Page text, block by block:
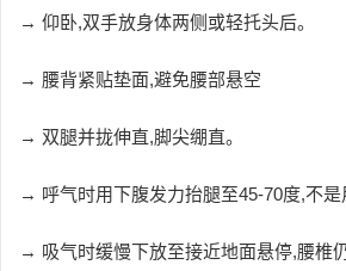
→ 仰卧,双手放身体两侧或轻托头后。
→ 腰背紧贴垫面,避免腰部悬空
→ 双腿并拢伸直,脚尖绷直。
→ 呼气时用下腹发力抬腿至45-70度,不
→ 吸气时缓慢下放至接近地面悬停,腰椎仍